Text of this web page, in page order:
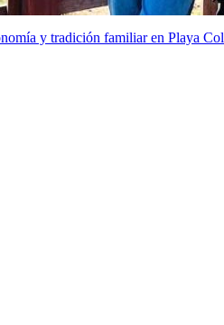
y tradición familiar en Playa